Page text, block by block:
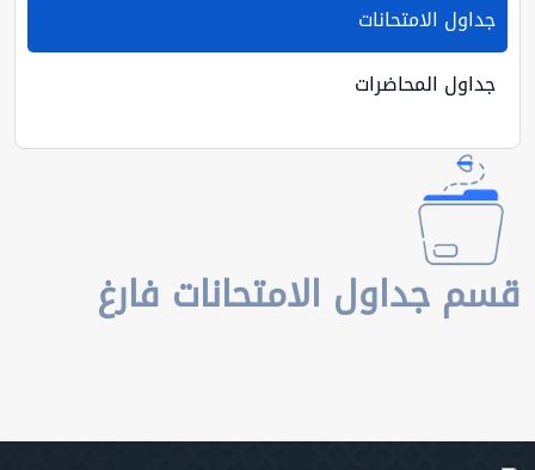
جداول الامتحانات
جداول المحاضرات
قسم جداول الامتحانات فارغ